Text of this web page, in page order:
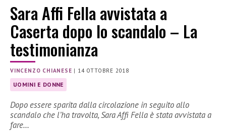
Sara Affi Fella avvistata a
Caserta dopo lo scandalo – La
testimonianza
VINCENZO CHIANESE | 14 OTTOBRE 2018
UOMINI E DONNE
Dopo essere sparita dalla circolazione in seguito allo
scandalo che l’ha travolta, Sara Affi Fella è stata avvistata a
fare…